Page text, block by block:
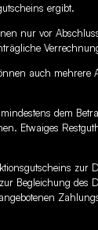
ergibt.
nur vor
auch mehrere
dem
Etwaiges
zur
Begleichung des